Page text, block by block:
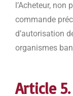
l’Acheteur, non
commande
d’autorisation
organismes
Article